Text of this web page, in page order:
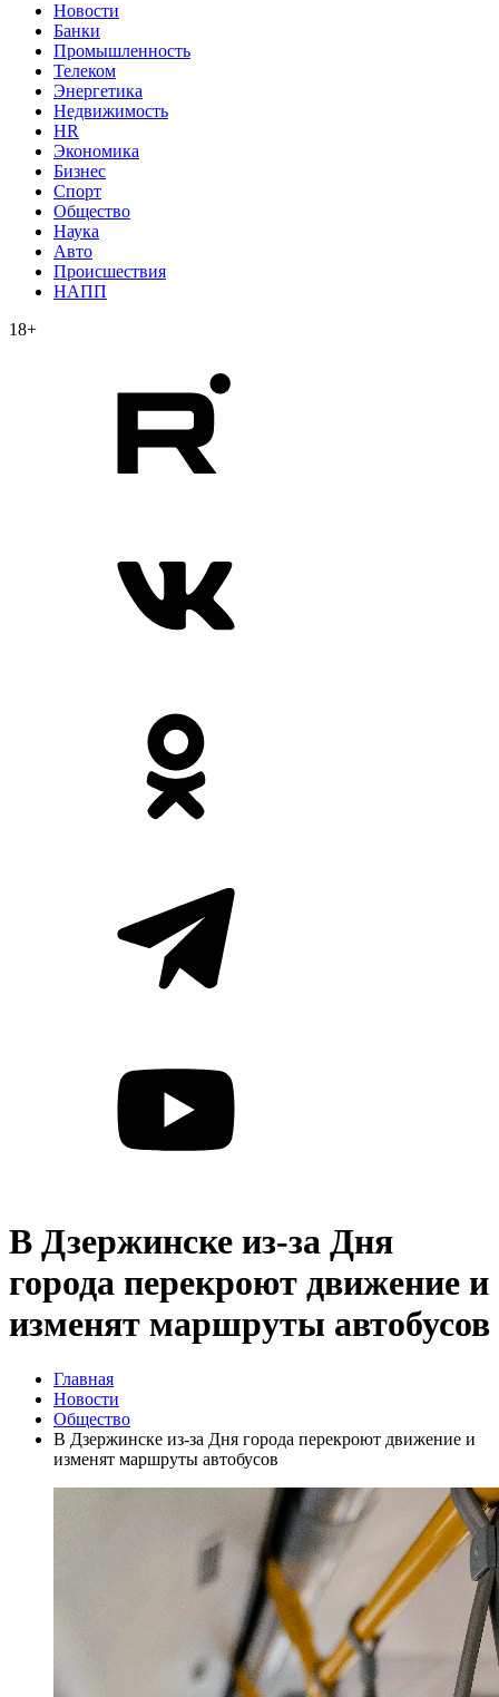
Новости
Банки
Промышленность
Телеком
Энергетика
Недвижимость
HR
Экономика
Бизнес
Спорт
Общество
Наука
Авто
Происшествия
НАПП
18+
В Дзержинске из-за Дня
города перекроют движение и
изменят маршруты автобусов
Главная
Новости
Общество
В Дзержинске из-за Дня города перекроют движение и
изменят маршруты автобусов